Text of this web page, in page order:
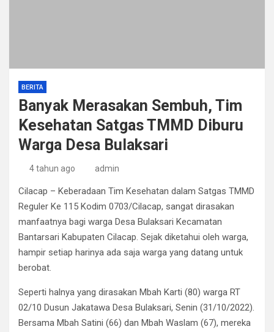
BERITA
Banyak Merasakan Sembuh, Tim
Kesehatan Satgas TMMD Diburu
Warga Desa Bulaksari
4 tahun ago admin
Cilacap – Keberadaan Tim Kesehatan dalam Satgas TMMD
Reguler Ke 115 Kodim 0703/Cilacap, sangat dirasakan
manfaatnya bagi warga Desa Bulaksari Kecamatan
Bantarsari Kabupaten Cilacap. Sejak diketahui oleh warga,
hampir setiap harinya ada saja warga yang datang untuk
berobat.
Seperti halnya yang dirasakan Mbah Karti (80) warga RT
02/10 Dusun Jakatawa Desa Bulaksari, Senin (31/10/2022).
Bersama Mbah Satini (66) dan Mbah Waslam (67), mereka